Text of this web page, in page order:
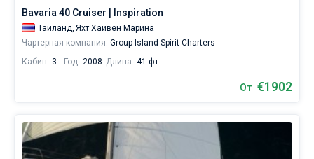
Ознакомьтесь
нашим
огромным
поспешите
арендовать
Bavaria 40 Cruiser | Inspiration
Таиланд, Яхт Хайвен Марина
Чартерная компания: Group Island Spirit Charters
Кабин: 3 Год: 2008 Длина: 41 фт
От €1902